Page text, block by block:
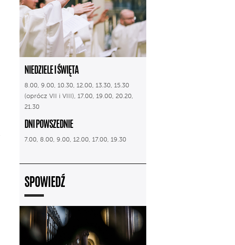
NIEDZIELE I ŚWIĘTA
8.00, 9.00, 10.30, 12.00, 13.30, 15.30
(oprócz VII i VIII), 17.00, 19.00, 20.20,
21.30
DNI POWSZEDNIE
7.00, 8.00, 9.00, 12.00, 17.00, 19.30
SPOWIEDŹ